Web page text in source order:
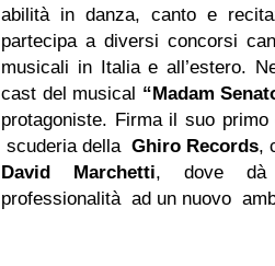
abilità in danza, canto e
partecipa a diversi concorsi
musicali in Italia e all’estero.
cast del musical “Madam
protagoniste. Firma il suo
scuderia della Ghiro Records,
David Marchetti, dove dà
professionalità ad un nuovo